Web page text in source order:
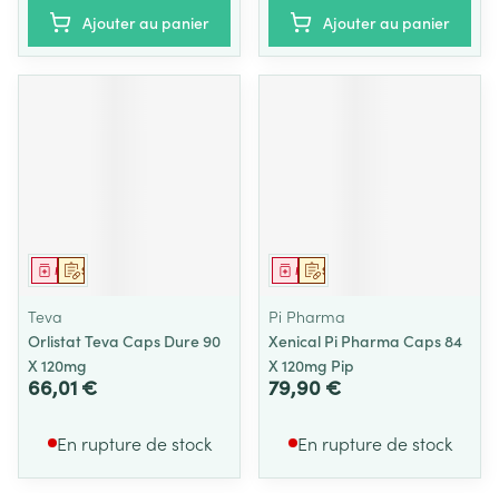
Ajouter au panier Ajouter au panier
Sur prescription
Médicament
Teva
Orlistat Teva Caps Dure 90
X 120mg
66,01 €
En rupture de stock
Sur prescription
Médicament
Pi Pharma
Xenical Pi Pharma Caps 84
X 120mg Pip
79,90 €
En rupture de stock